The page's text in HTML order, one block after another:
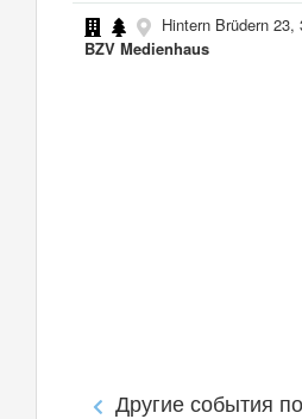
Hintern Brüdern
BZV Medienhaus
Другие события